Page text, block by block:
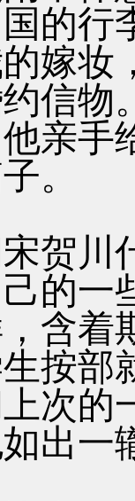
的行
嫁妆
信物
亲手
。
贺川
的一
含着
按部
次的
出一